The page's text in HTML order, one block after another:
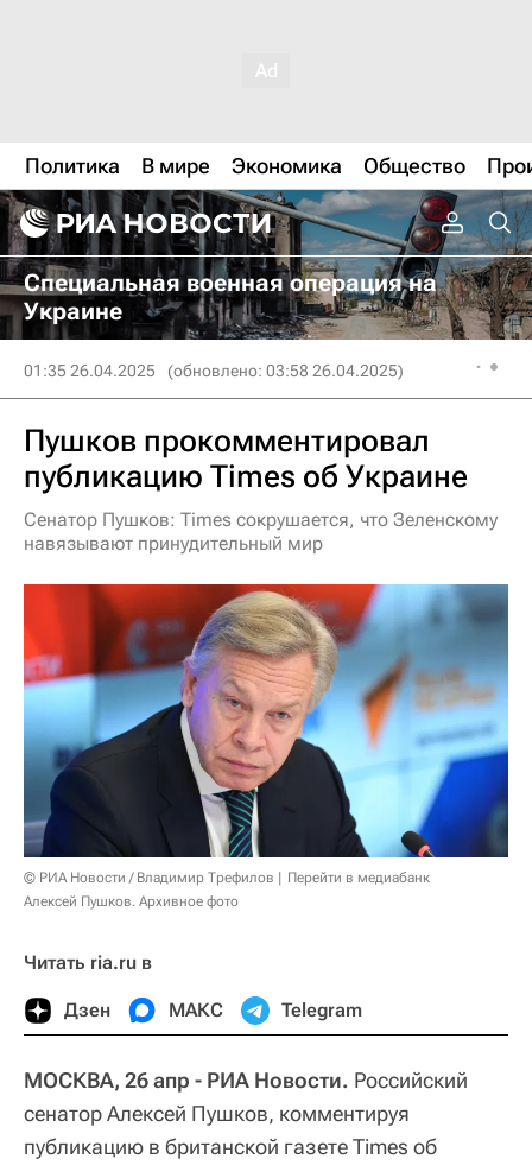
Политика В мире Экономика Общество
Специальная военная операция на
Украине
01:35 26.04.2025 (обновлено: 03:58 26.04.2025)
Пушков прокомментировал
публикацию Times об Украине
Сенатор Пушков: Times сокрушается, что Зеленскому
навязывают принудительный мир
© РИА Новости / Владимир Трефилов
Перейти в медиабанк
Алексей Пушков. Архивное фото
Читать ria.ru в
Дзен МАКС Telegram
МОСКВА, 26 апр - РИА Новости. Российский
сенатор Алексей Пушков, комментируя
публикацию в британской газете Times об